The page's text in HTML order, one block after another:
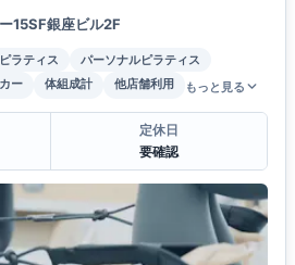
15SF銀座ビル2F
ラティス
パーソナルピラティス
ー 体組成計 他店舗利用 もっと見る
定休日
要確認